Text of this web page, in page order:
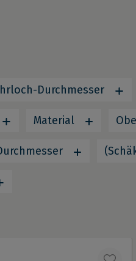
Durchmesser
Material